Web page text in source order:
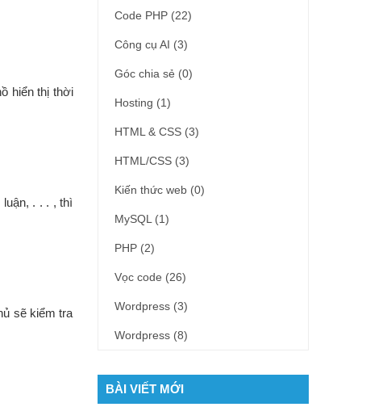
hiển thị thời
. . . , thì
sẽ kiểm tra
Code PHP (22)
Công cụ AI (3)
Góc chia sẻ (0)
Hosting (1)
HTML & CSS (3)
HTML/CSS (3)
Kiến thức web (0)
MySQL (1)
PHP (2)
Vọc code (26)
Wordpress (3)
Wordpress (8)
BÀI VIẾT MỚI